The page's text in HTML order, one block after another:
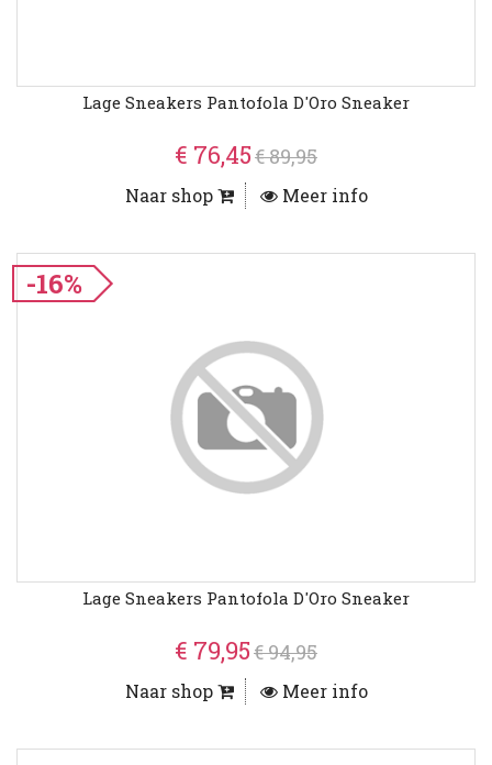
Lage Sneakers Pantofola D'Oro Sneaker
€ 76,45€ 89,95
Naar shop Meer info
-16%
Lage Sneakers Pantofola D'Oro Sneaker
€ 79,95€ 94,95
Naar shop Meer info